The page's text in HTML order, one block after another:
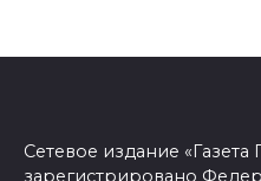
Сетевое издание «Газета
зарегистрировано